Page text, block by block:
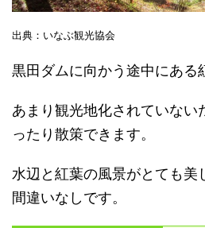
出典：いなぶ観光協会
黒田ダムに向かう途中にある
あまり観光地化されていない
ったり散策できます。
水辺と紅葉の風景がとても美
間違いなしです。